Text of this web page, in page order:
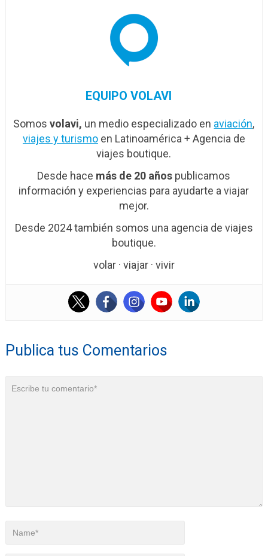
EQUIPO VOLAVI
Somosvolavi, un medio especializado en aviación,
viajes y turismoen Latinoamérica + Agencia de
viajes boutique.
Desde hace más de 20 años publicamos
información y experiencias para ayudarte a viajar
mejor.
Desde 2024 también somos una agencia de viajes
boutique.
volar · viajar · vivir
Publica tus Comentarios